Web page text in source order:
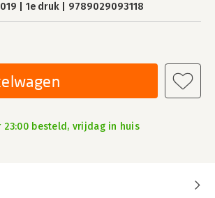
1e druk 9789029093118
23:00 besteld, vrijdag in huis